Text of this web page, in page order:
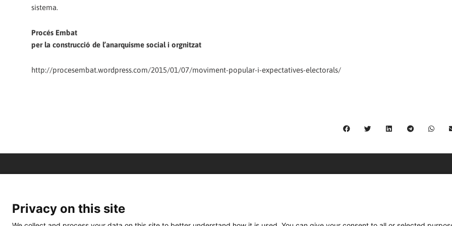
sistema.
Procés Embat
per la construcció de l’anarquisme social i orgnitzat
http://procesembat.wordpress.com/2015/01/07/moviment-popular-i-expectatives-electorals/
Privacy on this site